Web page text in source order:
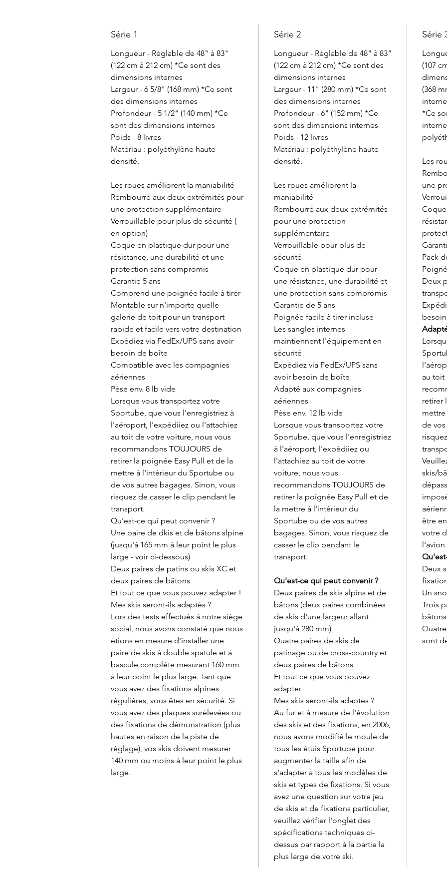
Série 1
Longueur - Réglable de 48" à 83"
(122 cm à 212 cm) *Ce sont des
dimensions internes
Largeur - 6 5/8" (168 mm) *Ce sont
des dimensions internes
Profondeur - 5 1/2" (140 mm) *Ce
sont des dimensions internes
Poids - 8 livres
Matériau : polyéthylène haute
densité.
Les roues améliorent la maniabilité
Rembourré aux deux extrémités pour
une protection supplémentaire
Verrouillable pour plus de sécurité (
en option)
Coque en plastique dur pour une
résistance, une durabilité et une
protection sans compromis
Garantie 5 ans
Comprend une poignée facile à tirer
Montable sur n'importe quelle
galerie de toit pour un transport
rapide et facile vers votre destination
Expédiez via FedEx/UPS sans avoir
besoin de boîte
Compatible avec les compagnies
aériennes
Pèse env. 8 lb vide
Lorsque vous transportez votre
Sportube, que vous l'enregistriez à
l'aéroport, l'expédiiez ou l'attachiez
au toit de votre voiture, nous vous
recommandons TOUJOURS de
retirer la poignée Easy Pull et de la
mettre à l'intérieur du Sportube ou
de vos autres bagages. Sinon, vous
risquez de casser le clip pendant le
transport.
Qu'est-ce qui peut convenir ?
Une paire de dkis et de bâtons slpine
(jusqu'à 165 mm à leur point le plus
large - voir ci-dessous)
Deux paires de patins ou skis XC et
deux paires de bâtons
Et tout ce que vous pouvez adapter !
Mes skis seront-ils adaptés ?
Lors des tests effectués à notre siège
social, nous avons constaté que nous
étions en mesure d'installer une
paire de skis à double spatule et à
bascule complète mesurant 160 mm
à leur point le plus large. Tant que
vous avez des fixations alpines
régulières, vous êtes en sécurité. Si
vous avez des plaques surélevées ou
des fixations de démonstration (plus
hautes en raison de la piste de
réglage), vos skis doivent mesurer
140 mm ou moins à leur point le plus
large.
Série 2
Longueur - Réglable de 48" à 83"
(122 cm à 212 cm) *Ce sont des
dimensions internes
Largeur - 11" (280 mm) *Ce sont
des dimensions internes
Profondeur - 6" (152 mm) *Ce
sont des dimensions internes
Poids - 12 livres
Matériau : polyéthylène haute
densité.
Les roues améliorent la
maniabilité
Rembourré aux deux extrémités
pour une protection
supplémentaire
Verrouillable pour plus de
sécurité
Coque en plastique dur pour
une résistance, une durabilité et
une protection sans compromis
Garantie de 5 ans
Poignée facile à tirer incluse
Les sangles internes
maintiennent l'équipement en
sécurité
Expédiez via FedEx/UPS sans
avoir besoin de boîte
Adapté aux compagnies
aériennes
Pèse env. 12 lb vide
Lorsque vous transportez votre
Sportube, que vous l'enregistriez
à l'aéroport, l'expédiiez ou
l'attachiez au toit de votre
voiture, nous vous
recommandons TOUJOURS de
retirer la poignée Easy Pull et de
la mettre à l'intérieur du
Sportube ou de vos autres
bagages. Sinon, vous risquez de
casser le clip pendant le
transport.
Qu'est-ce qui peut convenir ?
Deux paires de skis alpins et de
bâtons (deux paires combinées
de skis d'une largeur allant
jusqu'à 280 mm)
Quatre paires de skis de
patinage ou de cross-country et
deux paires de bâtons
Et tout ce que vous pouvez
adapter
Mes skis seront-ils adaptés ?
Au fur et à mesure de l'évolution
des skis et des fixations, en 2006,
nous avons modifié le moule de
tous les étuis Sportube pour
augmenter la taille afin de
s'adapter à tous les modèles de
skis et types de fixations. Si vous
avez une question sur votre jeu
de skis et de fixations particulier,
veuillez vérifier l'onglet des
spécifications techniques ci-
dessus par rapport à la partie la
plus large de votre ski.
Série
(107
(368
*Ce
Les
une
Pack
Deux
au toit
retirer
de
skis/
être
votre
Deux
Un
Trois
sont